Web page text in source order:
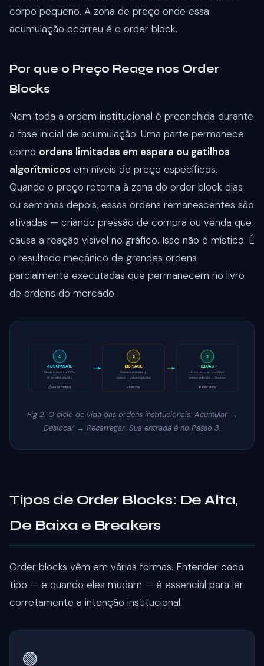
corpo pequeno. A zona de preço onde essa
acumulação ocorreu é o order block.
Por que o Preço Reage nos Order
Blocks
Nem toda a ordem institucional é preenchida durante
a fase inicial de acumulação. Uma parte permanece
como ordens limitadas em espera ou gatilhos
algorítmicos em níveis de preço específicos.
Quando o preço retorna à zona do order block dias
ou semanas depois, essas ordens remanescentes são
ativadas — criando pressão de compra ou venda que
causa a reação visível no gráfico. Isso não é místico. É
o resultado mecânico de grandes ordens
parcialmente executadas que permanecem no livro
de ordens do mercado.
1
ACCUMULATE
Break order into 100s
of smaller chunks
⏱ Hours to days
2
DISPLACE
Release remaining
orders → price explodes
⚡ Minutes
3
RELOAD
Price returns → unfilled
orders activate → bounce
🎯 Your entry
Fig 2. O ciclo de vida das ordens institucionais: Acumular →
Deslocar → Recarregar. Sua entrada é no Passo 3.
Tipos de Order Blocks: De Alta,
De Baixa e Breakers
Order blocks vêm em várias formas. Entender cada
tipo — e quando eles mudam — é essencial para ler
corretamente a intenção institucional.
🟢